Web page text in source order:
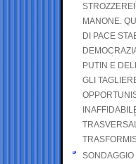
MANONE.
DI PACE
PUTIN E
GLI